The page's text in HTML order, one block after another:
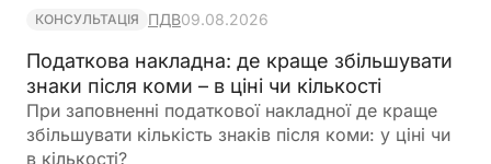
КОНСУЛЬТАЦІЯ ПДВ09.08.2026
Податкова накладна: де краще збільшувати
знаки після коми – в ціні чи кількості
При заповненні податкової накладної де краще
збільшувати кількість знаків після коми: у ціні чи
в кількості?